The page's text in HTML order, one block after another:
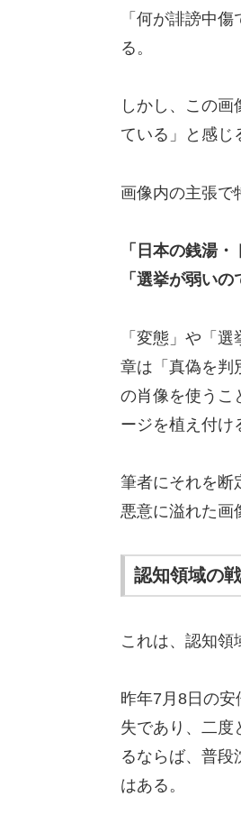
「何が誹謗中
る。
しかし、この
ている」と感じ
画像内の主張で
「日本の銭湯
「選挙が弱い
「変態」や「
章は「真偽を判
の肖像を使うこ
ージを植え付け
筆者にそれを断
悪意に溢れた画
認知領域の
これは、認知領
昨年7月8日の
失であり、二度
るならば、普段
はある。